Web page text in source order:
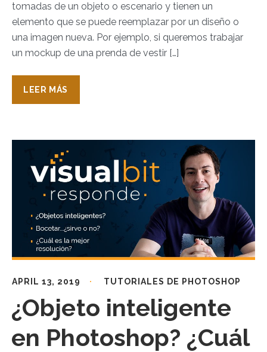
tomadas de un objeto o escenario y tienen un
elemento que se puede reemplazar por un diseño o
una imagen nueva. Por ejemplo, si queremos trabajar
un mockup de una prenda de vestir […]
LEER MÁS
APRIL 13, 2019 TUTORIALES DE PHOTOSHOP
¿Objeto inteligente
en Photoshop? ¿Cuál